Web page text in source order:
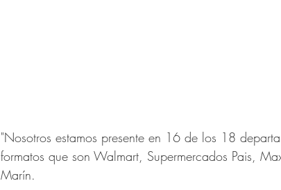
"Nosotros estamos presente en 16 de los 18
formatos que son Walmart, Supermercados Pais,
Marín.